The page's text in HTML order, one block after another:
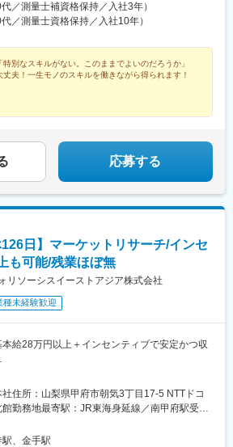
／測量士補資格保持／入社3年）
／測量士資格保持／入社10年）
「特別なスキルがない。このままでよいのだろうか」
丈夫！一生モノのスキルを働きながら得られます！
応募する
126日】マーケットリサーチ/インセ
も可能/残業ほぼ無
リソーシスイーストアジア株式会社
種未経験歓迎
給28万円以上＋インセンティブで安定かつ収
とも多く、見ず知らずの相手に電話をする仕事
す。それでも、多くの未経験者が一歩ずつ成長
をつかんでいます。努力が成果に直結する仕事
いています
社住所：山梨県甲府市朝気3丁目17-5 NTTドコ
勤務地最寄駅：JR東海身延線／南甲府駅受動
面禁煙変更の範囲：会社の定める事業所
、金手駅